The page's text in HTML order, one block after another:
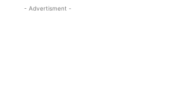
- Advertisment -